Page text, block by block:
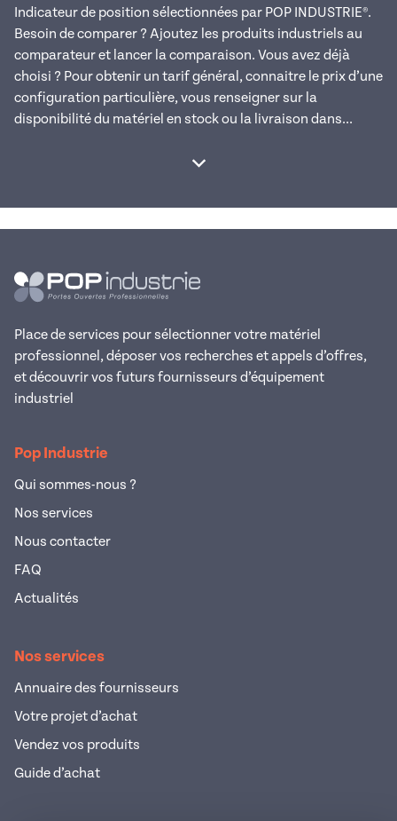
Indicateur de position sélectionnées par POP INDUSTRIE®.
Besoin de comparer ? Ajoutez les produits industriels au
comparateur et lancer la comparaison. Vous avez déjà
choisi ? Pour obtenir un tarif général, connaitre le prix d’une
configuration particulière, vous renseigner sur la
disponibilité du matériel en stock ou la livraison dans...
Afficher la suite
Place de services pour sélectionner votre matériel
professionnel, déposer vos recherches et appels d’offres,
et découvrir vos futurs fournisseurs d’équipement
industriel
Pop Industrie
Qui sommes-nous ?
Nos services
Nous contacter
FAQ
Actualités
Nos services
Annuaire des fournisseurs
Votre projet d’achat
Vendez vos produits
Guide d’achat